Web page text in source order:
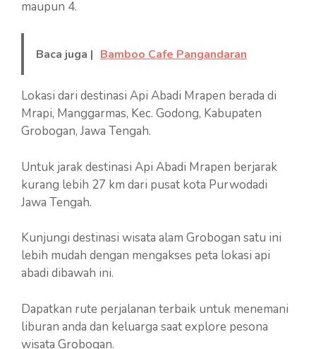
maupun 4.
Baca juga | Bamboo Cafe Pangandaran
Lokasi dari destinasi Api Abadi Mrapen berada di
Mrapi, Manggarmas, Kec. Godong, Kabupaten
Grobogan, Jawa Tengah.
Untuk jarak destinasi Api Abadi Mrapen berjarak
kurang lebih 27 km dari pusat kota Purwodadi
Jawa Tengah.
Kunjungi destinasi wisata alam Grobogan satu ini
lebih mudah dengan mengakses peta lokasi api
abadi dibawah ini.
Dapatkan rute perjalanan terbaik untuk menemani
liburan anda dan keluarga saat explore pesona
wisata Grobogan.